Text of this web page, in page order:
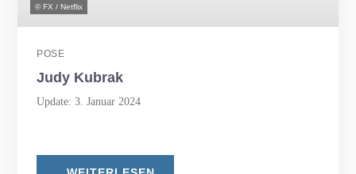
© FX / Netflix
POSE
Judy Kubrak
Update: 3. Januar 2024